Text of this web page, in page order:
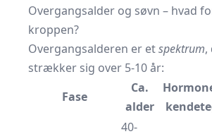
Overgangsalder og søvn – hvad
kroppen?
Overgangsalderen er etspektrum,
strækker sig over 5-10 år:
Fase
Ca.
alder
40-